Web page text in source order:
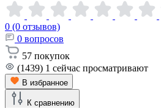
0 (0 отзывов)
0 вопросов
57 покупок
(1439) 1 сейчас просматривают
В избранное
К сравнению